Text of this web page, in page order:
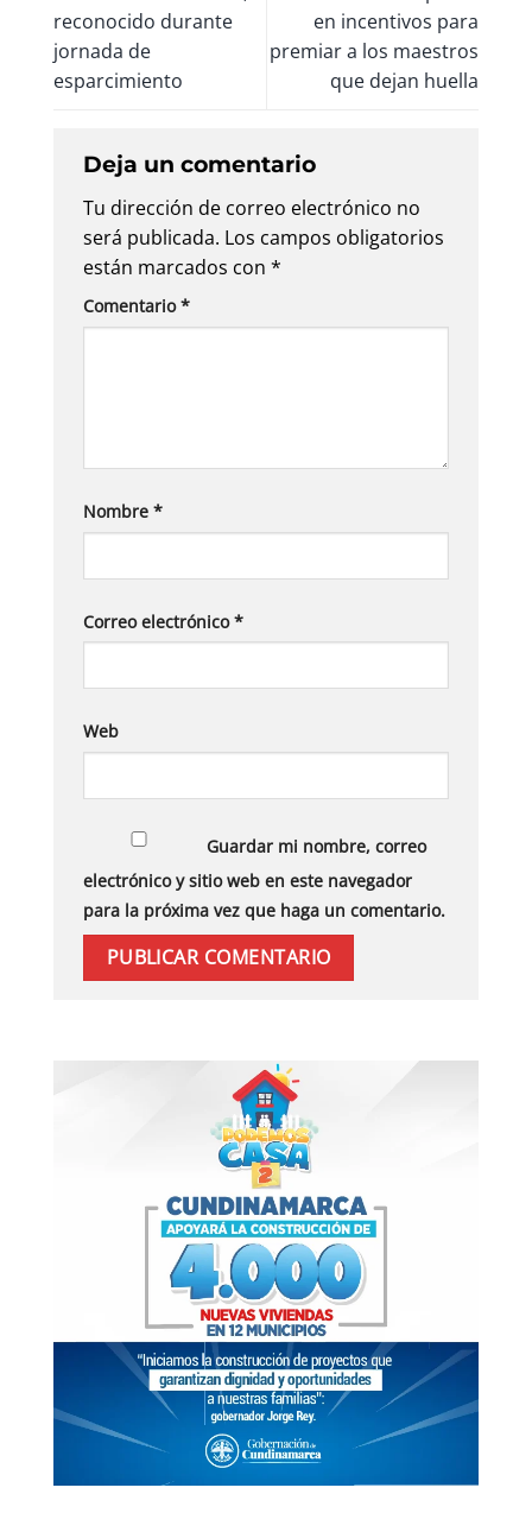
reconocido durante
jornada de
esparcimiento
en incentivos para
premiar a los maestros
que dejan huella
Deja un comentario
Tu dirección de correo electrónico no
será publicada. Los campos obligatorios
están marcados con *
Comentario*
Nombre *
Correo electrónico*
Web
Guardar mi nombre, correo
electrónico y sitio web en este navegador
para la próxima vez que haga un comentario.